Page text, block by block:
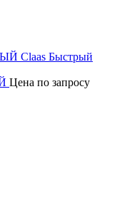
Быстрый
Цена по запросу